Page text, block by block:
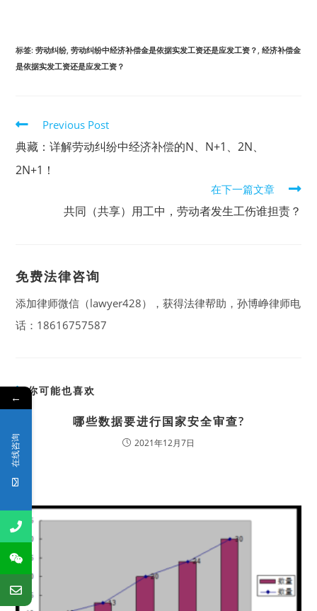
标签:劳动纠纷, 劳动纠纷中经济补偿金是依据实发工资还是应发工资？, 经济补偿金
是依据实发工资还是应发工资？
Read
articles
Previous Post
典藏：详解劳动纠纷中经济补偿的N、N+1、2N、
2N+1！
在下一篇文章
共同（共享）用工中，劳动者发生工伤谁担责？
免费法律咨询
添加律师微信（lawyer428），获得法律帮助，孙博峥律师电
话：18616757587
你可能也喜欢
哪些数据要进行国家安全审查?
2021年12月7日
←
在线咨询